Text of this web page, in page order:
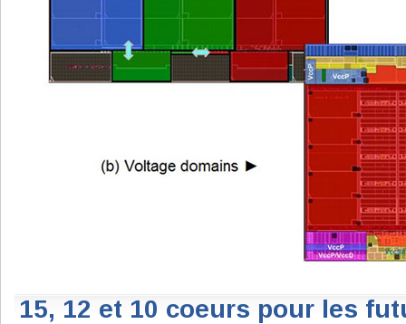
15, 12 et 10 coeurs pour les